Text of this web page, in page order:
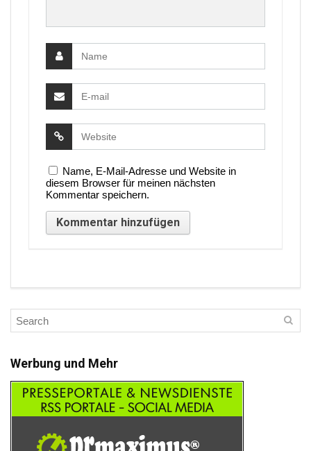
Name, E-Mail-Adresse und Website in
diesem Browser für meinen nächsten
Kommentar speichern.
Werbung und Mehr